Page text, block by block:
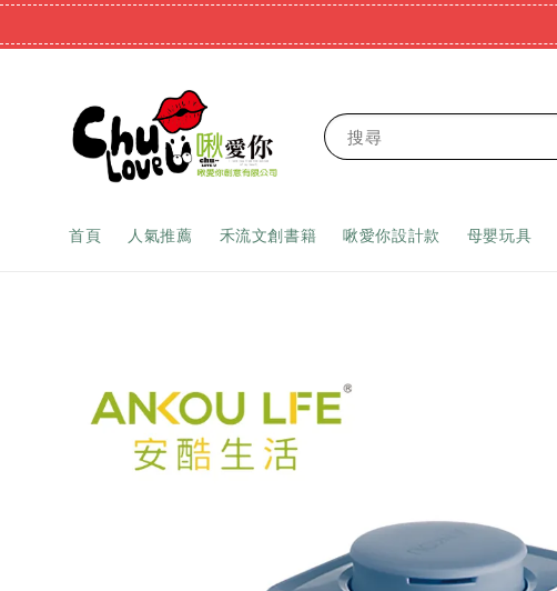
搜尋
首頁 人氣推薦 禾流文創書籍 啾愛你設計款 母嬰玩具